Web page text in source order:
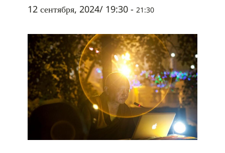
12 сентября, 2024/ 19:30 - 21:30